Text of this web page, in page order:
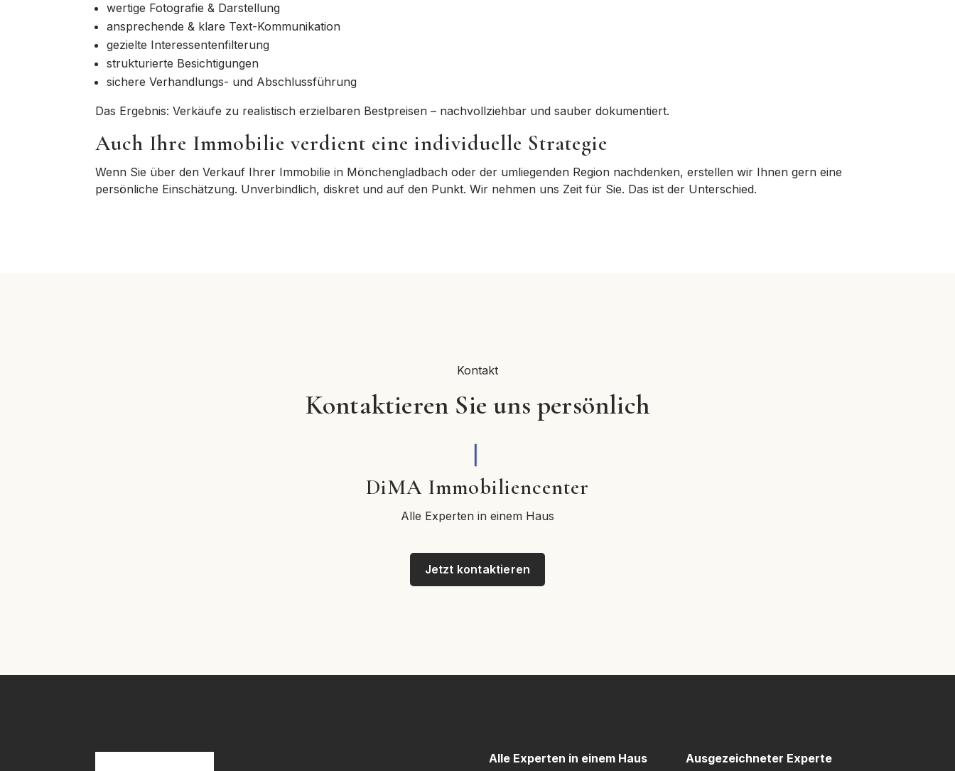
wertige Fotografie & Darstellung
ansprechende & klare Text-Kommunikation
gezielte Interessentenfilterung
strukturierte Besichtigungen
sichereVerhandlungs- und Abschlussführung
Das Ergebnis:Verkäufe zu realistisch erzielbaren Bestpreisen – nachvollziehbar und sauber dokumentiert.
Auch Ihre Immobilie verdient eine individuelle Strategie
Wenn Sie über den Verkauf Ihrer Immobilie in Mönchengladbach oder der umliegenden Region nachdenken, erstellen wir Ihnen gern eine
persönliche Einschätzung. Unverbindlich, diskret und auf den Punkt. Wir nehmen uns Zeit für Sie. Das ist der Unterschied.
Kontakt
Kontaktieren Sie uns persönlich
DiMA Immobiliencenter
Alle Experten in einem Haus
Jetzt kontaktieren
Alle Experten in einem Haus Ausgezeichneter Experte